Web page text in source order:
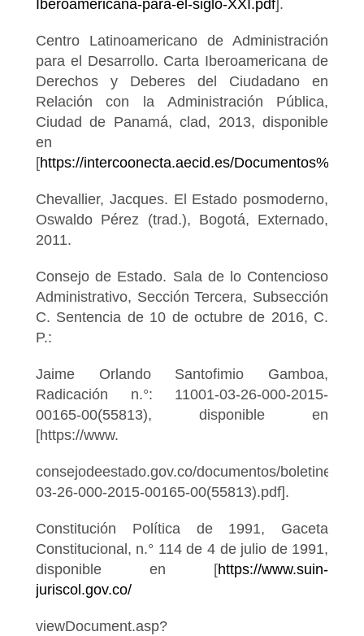
Iberoamericana-para-el-siglo-XXI.pdf].
Centro Latinoamericano de Administración
para el Desarrollo. Carta Iberoamericana de
Derechos y Deberes del Ciudadano en
Relación con la Administración Pública,
Ciudad de Panamá, clad, 2013, disponible
en
[https://intercoonecta.aecid.es/
Chevallier, Jacques. El Estado posmoderno,
Oswaldo Pérez (trad.), Bogotá, Externado,
2011.
Consejo de Estado. Sala de lo Contencioso
Administrativo, Sección Tercera, Subsección
C. Sentencia de 10 de octubre de 2016, C.
P.:
Jaime Orlando Santofimio Gamboa,
Radicación n.°: 11001-03-26-000-2015-
00165-00(55813), disponible en
[https://www.
consejodeestado.gov.co/documentos/boletines/
03-26-000-2015-00165-00(55813).pdf].
Constitución Política de 1991, Gaceta
Constitucional, n.° 114 de 4 de julio de 1991,
disponible en [https://www.suin-
juriscol.gov.co/
viewDocument.asp?